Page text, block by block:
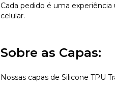
Cada pedido é uma
celular.
Sobre as Capas:
Nossas capas de Silicone TPU